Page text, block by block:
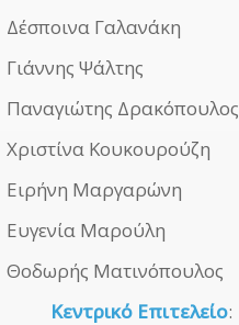
Δέσποινα Γαλανάκη
Γιάννης Ψάλτης
Παναγιώτης Δρακόπουλος
Χριστίνα Κουκουρούζη
Ειρήνη Μαργαρώνη
Ευγενία Μαρούλη
Θοδωρής Ματινόπουλος
Κεντρικό Επιτελείο: